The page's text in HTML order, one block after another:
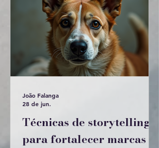
Técnicas de storytelling
para fortalecer marcas
João Falanga
28 de jun.